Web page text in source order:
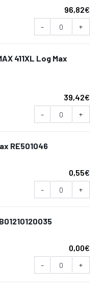
96,82€
- +
411XL Log Max
39,42€
- +
RE501046
0,55€
- +
0,00€
- +